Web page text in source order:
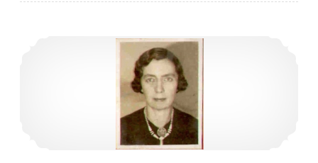
Vai ter mulher sim nas ciências exatas e na engenharia!